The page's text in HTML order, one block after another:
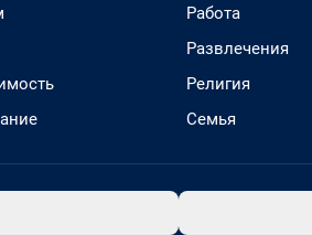
Работа
Развлечения
Религия
Семья